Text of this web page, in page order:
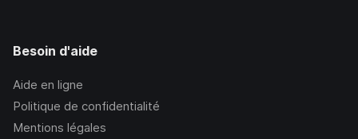
Besoin d'aide
Aide en ligne
Politique de confidentialité
Mentions légales